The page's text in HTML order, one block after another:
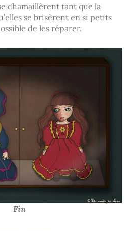
chamaillèrent tant que la
se brisèrent en si petits
de les réparer.
Fin